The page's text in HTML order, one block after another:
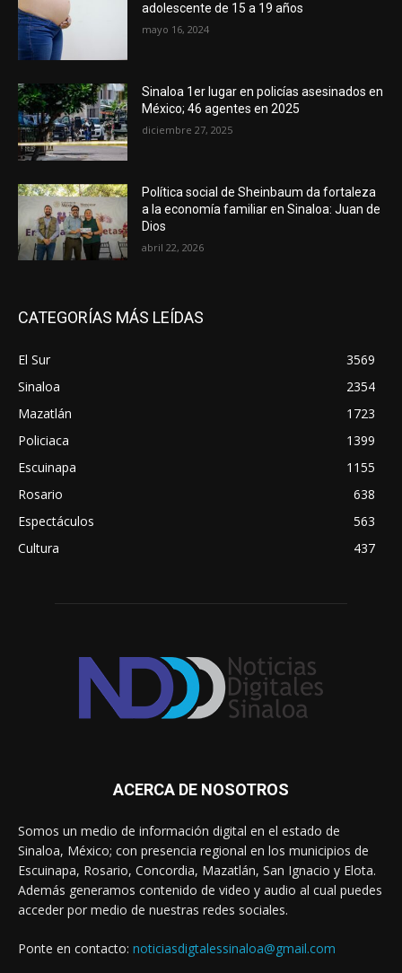
adolescente de 15 a 19 años
mayo 16, 2024
Sinaloa 1er lugar en policías asesinados en
México; 46 agentes en 2025
diciembre 27, 2025
Política social de Sheinbaum da fortaleza
a la economía familiar en Sinaloa: Juan de
Dios
abril 22, 2026
CATEGORÍAS MÁS LEÍDAS
El Sur
3569
Sinaloa
2354
Mazatlán
1723
Policiaca
1399
Escuinapa
1155
Rosario
638
Espectáculos
563
Cultura
437
ACERCA DE NOSOTROS
Somos un medio de información digital en el estado de
Sinaloa, México; con presencia regional en los municipios de
Escuinapa, Rosario, Concordia, Mazatlán, San Ignacio y Elota.
Además generamos contenido de video y audio al cual puedes
acceder por medio de nuestras redes sociales.
Ponte en contacto: noticiasdigtalessinaloa@gmail.com